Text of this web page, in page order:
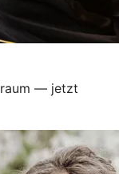
— jetzt